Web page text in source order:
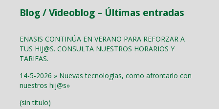
Blog / Videoblog – Últimas entradas
ENASIS CONTINÚA EN VERANO PARA REFORZAR A
TUS HIJ@S. CONSULTA NUESTROS HORARIOS Y
TARIFAS.
14-5-2026 » Nuevas tecnologías, como afrontarlo con
nuestros hij@s»
(sin título)